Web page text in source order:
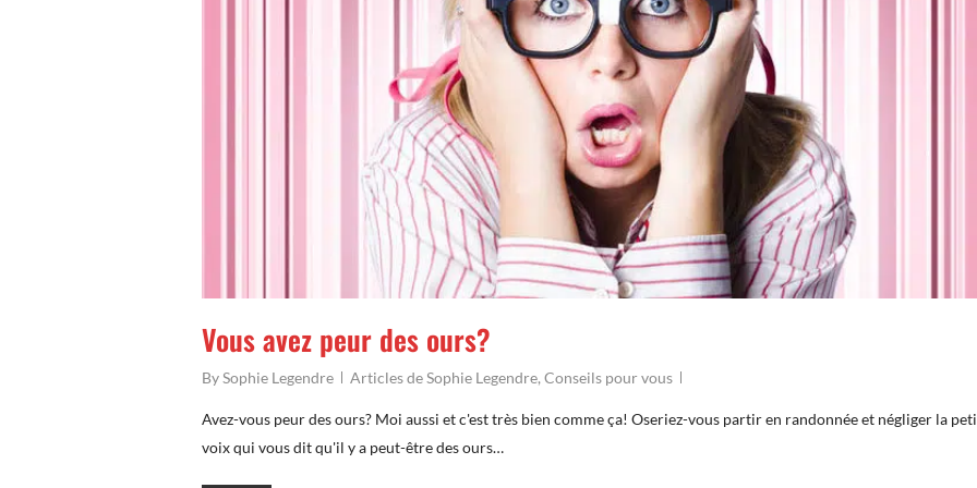
Vous avez peur des ours?
BySophie Legendre Articles de Sophie Legendre, Conseils pour vous
Avez-vous peur des ours? Moi aussi et c'est très bien comme ça! Oseriez-vous partir en randonnée et négliger la
voix qui vous dit qu'il y a peut-être des ours…